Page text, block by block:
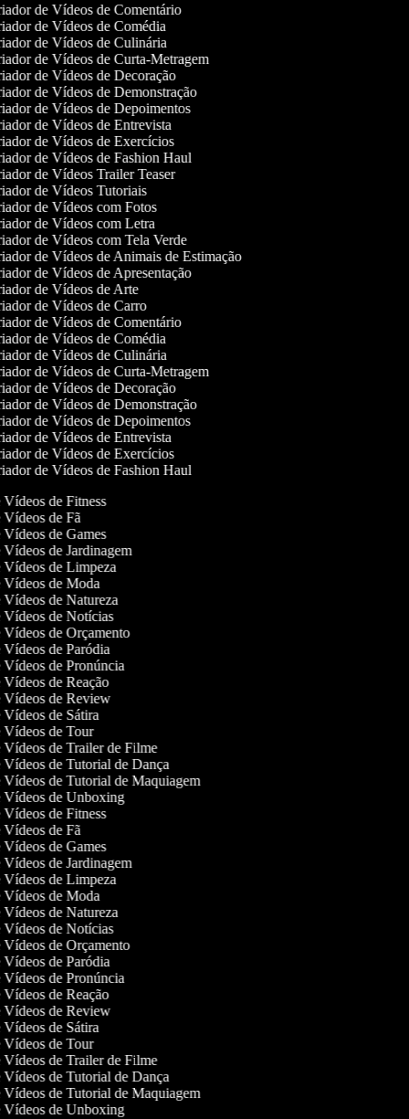
de Vídeos de Comentário
de Vídeos de Comédia
de Vídeos de Culinária
de Vídeos de Curta-Metragem
de Vídeos de Decoração
de Vídeos de Demonstração
de Vídeos de Depoimentos
de Vídeos de Entrevista
de Vídeos de Exercícios
de Vídeos de Fashion Haul
de Vídeos Trailer Teaser
de Vídeos Tutoriais
de Vídeos com Fotos
de Vídeos com Letra
de Vídeos com Tela Verde
de Vídeos de Animais de Estimação
de Vídeos de Apresentação
de Vídeos de Arte
de Vídeos de Carro
de Vídeos de Comentário
de Vídeos de Comédia
de Vídeos de Culinária
de Vídeos de Curta-Metragem
de Vídeos de Decoração
de Vídeos de Demonstração
de Vídeos de Depoimentos
de Vídeos de Entrevista
de Vídeos de Exercícios
de Vídeos de Fashion Haul
Vídeos de Fitness
Vídeos de Fã
Vídeos de Games
Vídeos de Jardinagem
Vídeos de Limpeza
Vídeos de Moda
Vídeos de Natureza
Vídeos de Notícias
Vídeos de Orçamento
Vídeos de Paródia
Vídeos de Pronúncia
Vídeos de Reação
Vídeos de Review
Vídeos de Sátira
Vídeos de Tour
Vídeos de Trailer de Filme
Vídeos de Tutorial de Dança
Vídeos de Tutorial de Maquiagem
Vídeos de Unboxing
Vídeos de Fitness
Vídeos de Fã
Vídeos de Games
Vídeos de Jardinagem
Vídeos de Limpeza
Vídeos de Moda
Vídeos de Natureza
Vídeos de Notícias
Vídeos de Orçamento
Vídeos de Paródia
Vídeos de Pronúncia
Vídeos de Reação
Vídeos de Review
Vídeos de Sátira
Vídeos de Tour
Vídeos de Trailer de Filme
Vídeos de Tutorial de Dança
Vídeos de Tutorial de Maquiagem
Vídeos de Unboxing